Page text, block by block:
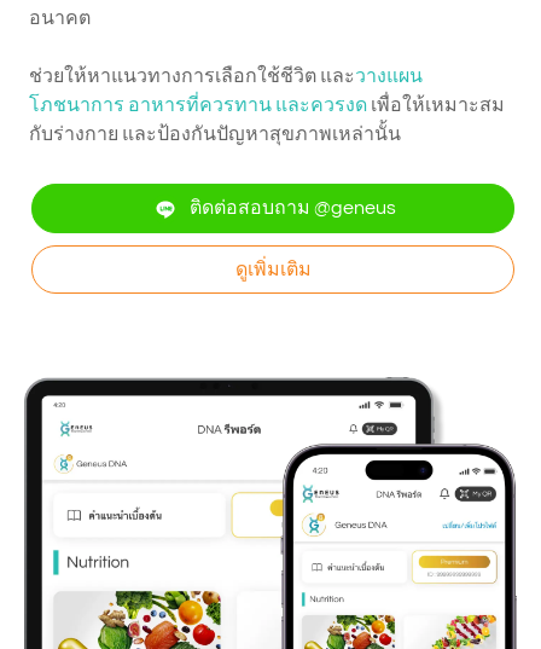
อนาคต
ช่วยให้หาแนวทางการเลือกใช้ชีวิต และวางแผน
โภชนาการ อาหารที่ควรทาน และควรงด เพื่อให้เหมาะสม
กับร่างกาย และป้องกันปัญหาสุขภาพเหล่านั้น
ติดต่อสอบถาม @geneus
ดูเพิ่มเติม